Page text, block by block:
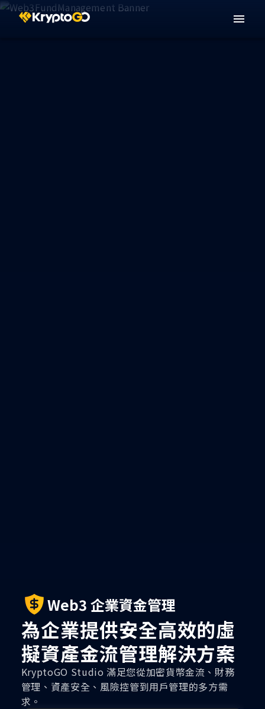
Web3 企業資金管理
為企業提供安全高效的虛
擬資產金流管理解決方案
KryptoGO Studio 滿足您從加密貨幣金流、財務
管理、資產安全、風險控管到用戶管理的多方需
求。